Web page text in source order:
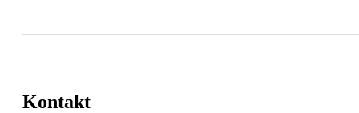
Kontakt